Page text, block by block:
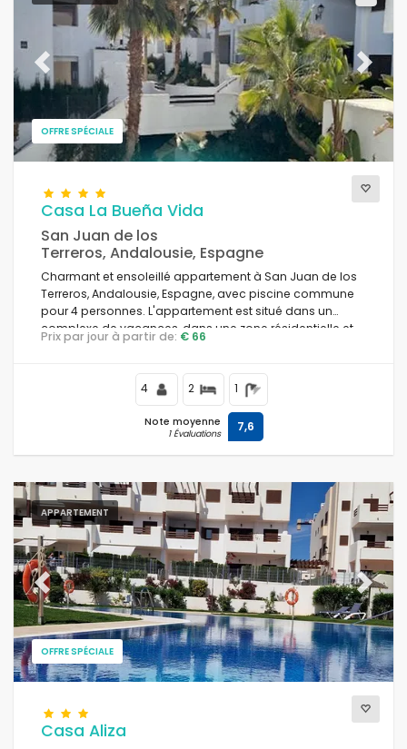
OFFRE SPÉCIALE
Previous Next
Casa La Bueña Vida
San Juan de los
Terreros, Andalousie, Espagne
Charmant et ensoleillé appartement à San Juan de los
Terreros, Andalousie, Espagne, avec piscine commune
pour 4 personnes. L'appartement est situé dans un
complexe de vacances, dans une zone résidentielle et
montagneuse près de la plage, à proximité de
tennis, à 500 m de la plage des Nardos.
Prix par jour à partir de: € 66
4 2 1
Note moyenne
1 Évaluations 7,6
APPARTEMENT
OFFRE SPÉCIALE
Previous Next
Casa Aliza